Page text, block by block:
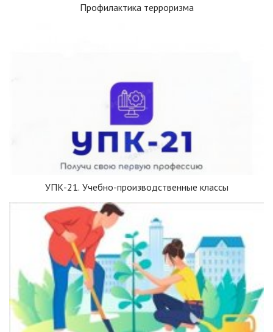
Профилактика терроризма
УПК-21. Учебно-производственные классы